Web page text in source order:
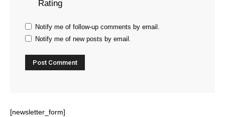
Rating
Notify me of follow-up comments by email.
Notify me of new posts by email.
[newsletter_form]